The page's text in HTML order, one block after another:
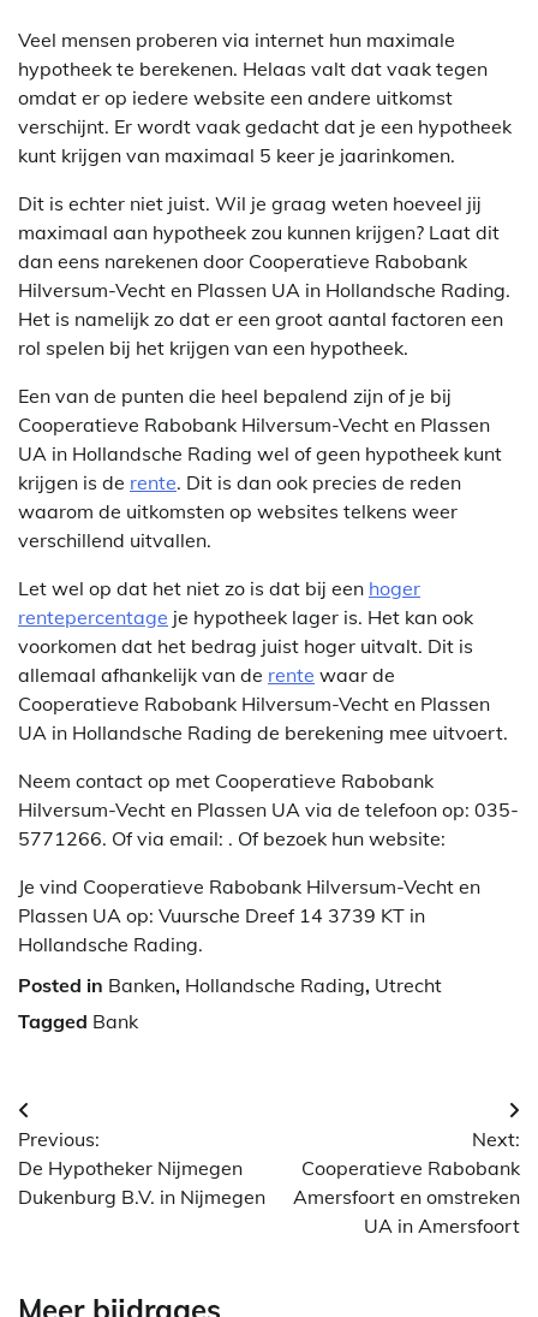
Veel mensen proberen via internet hun maximale
hypotheek te berekenen. Helaas valt dat vaak tegen
omdat er op iedere website een andere uitkomst
verschijnt. Er wordt vaak gedacht dat je een hypotheek
kunt krijgen van maximaal 5 keer je jaarinkomen.
Dit is echter niet juist. Wil je graag weten hoeveel jij
maximaal aan hypotheek zou kunnen krijgen? Laat dit
dan eens narekenen door Cooperatieve Rabobank
Hilversum-Vecht en Plassen UA in Hollandsche Rading.
Het is namelijk zo dat er een groot aantal factoren een
rol spelen bij het krijgen van een hypotheek.
Een van de punten die heel bepalend zijn of je bij
Cooperatieve Rabobank Hilversum-Vecht en Plassen
UA in Hollandsche Rading wel of geen hypotheek kunt
krijgen is de rente. Dit is dan ook precies de reden
waarom de uitkomsten op websites telkens weer
verschillend uitvallen.
Let wel op dat het niet zo is dat bij een hoger
rentepercentage je hypotheek lager is. Het kan ook
voorkomen dat het bedrag juist hoger uitvalt. Dit is
allemaal afhankelijk van de rente waar de
Cooperatieve Rabobank Hilversum-Vecht en Plassen
UA in Hollandsche Rading de berekening mee uitvoert.
Neem contact op met Cooperatieve Rabobank
Hilversum-Vecht en Plassen UA via de telefoon op: 035-
5771266. Of via email: . Of bezoek hun website:
Je vind Cooperatieve Rabobank Hilversum-Vecht en
Plassen UA op: Vuursche Dreef 14 3739 KT in
Hollandsche Rading.
Posted in Banken, Hollandsche Rading, Utrecht
Tagged Bank
Berichtnavigatie
Previous:
De Hypotheker Nijmegen
Dukenburg B.V. in Nijmegen
Next:
Cooperatieve Rabobank
Amersfoort en omstreken
UA in Amersfoort
Meer bijdrages